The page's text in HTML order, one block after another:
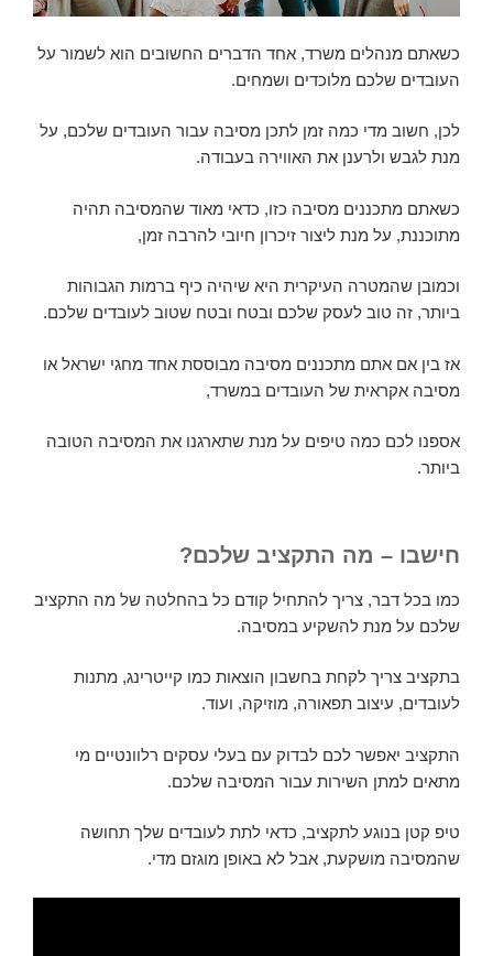
כשאתם מנהלים משרד, אחד הדברים החשובים הוא לשמור על
העובדים שלכם מלוכדים ושמחים.
לכן, חשוב מדי כמה זמן לתכן מסיבה עבור העובדים שלכם, על
מנת לגבש ולרענן את האווירה בעבודה.
כשאתם מתכננים מסיבה כזו, כדאי מאוד שהמסיבה תהיה
מתוכננת, על מנת ליצור זיכרון חיובי להרבה זמן,
וכמובן שהמטרה העיקרית היא שיהיה כיף ברמות הגבוהות
ביותר, זה טוב לעסק שלכם ובטח ובטח שטוב לעובדים שלכם.
אז בין אם אתם מתכננים מסיבה מבוססת אחד מחגי ישראל או
מסיבה אקראית של העובדים במשרד,
אספנו לכם כמה טיפים על מנת שתארגנו את המסיבה הטובה
ביותר.
חישבו – מה התקציב שלכם?
כמו בכל דבר, צריך להתחיל קודם כל בהחלטה של מה התקציב
שלכם על מנת להשקיע במסיבה.
בתקציב צריך לקחת בחשבון הוצאות כמו קייטרינג, מתנות
לעובדים, עיצוב תפאורה, מוזיקה, ועוד.
התקציב יאפשר לכם לבדוק עם בעלי עסקים רלוונטיים מי
מתאים למתן השירות עבור המסיבה שלכם.
טיפ קטן בנוגע לתקציב, כדאי לתת לעובדים שלך תחושה
שהמסיבה מושקעת, אבל לא באופן מוגזם מדי.